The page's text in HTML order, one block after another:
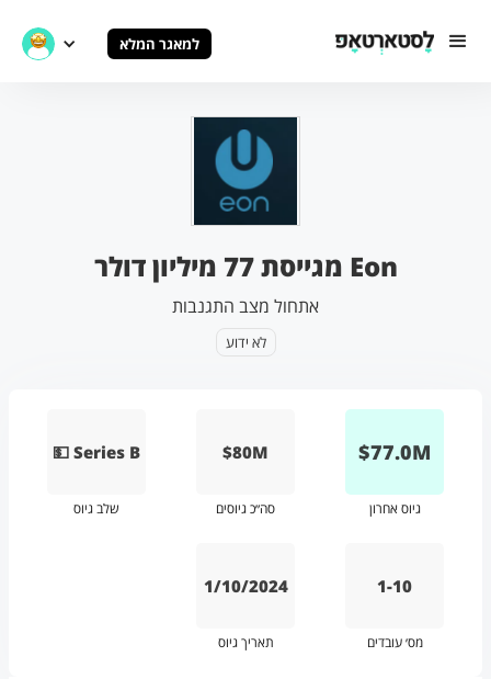
למאגר המלא
Eon מגייסת 77 מיליון דולר
אתחול מצב התגנבות
לא ידוע
M
77.0
$
גיוס אחרון
$80M
סה״כ גיוסים
💵 Series B
שלב גיוס
1-10
מס׳ עובדים
1/10/2024
תאריך גיוס